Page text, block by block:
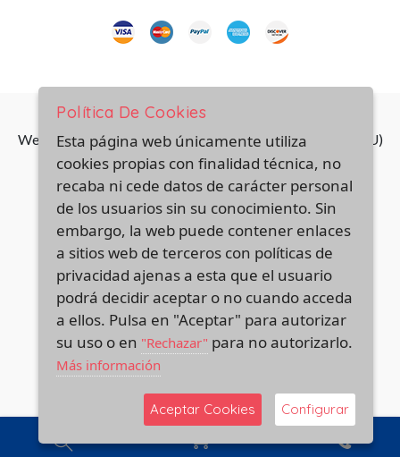
Web financiada por la Unión Europea-Next Generation (EU)
del mecanismo de recuperación y resiliencia
Política De Cookies
Esta página web únicamente utiliza
cookies propias con finalidad técnica, no
recaba ni cede datos de carácter personal
de los usuarios sin su conocimiento. Sin
embargo, la web puede contener enlaces
a sitios web de terceros con políticas de
privacidad ajenas a esta que el usuario
podrá decidir aceptar o no cuando acceda
a ellos. Pulsa en "Aceptar" para autorizar
su uso o en "Rechazar" para no autorizarlo.
Más información
Aceptar Cookies Configurar